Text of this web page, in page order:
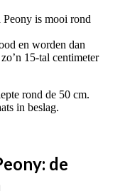
is mooi rond
en worden dan
15-tal centimeter
rond de 50 cm.
in beslag.
de